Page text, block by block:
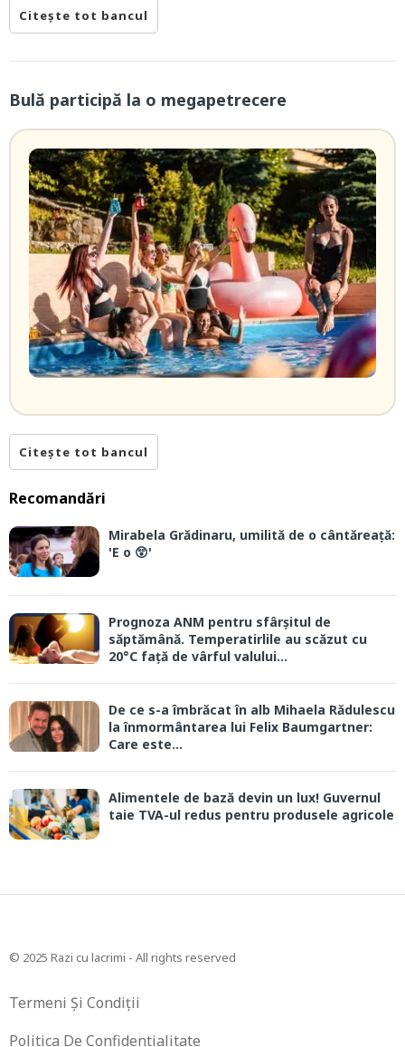
Citește tot bancul
Bulă participă la o megapetrecere
Citește tot bancul
Recomandări
Mirabela Grădinaru, umilită de o cântăreață:
'E o 😲'
Prognoza ANM pentru sfârșitul de
săptămână. Temperatirlile au scăzut cu
20°C față de vârful valului...
De ce s-a îmbrăcat în alb Mihaela Rădulescu
la înmormântarea lui Felix Baumgartner:
Care este...
Alimentele de bază devin un lux! Guvernul
taie TVA-ul redus pentru produsele agricole
© 2025 Razi cu lacrimi - All rights reserved
Termeni Și Condiții
Politica De Confidentialitate